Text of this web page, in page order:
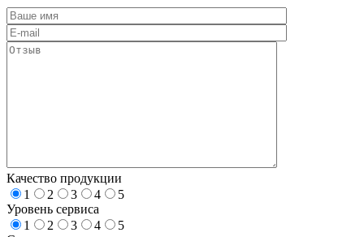
Качество продукции
1
2 3 4
5
Уровень сервиса
1
2 3 4
5